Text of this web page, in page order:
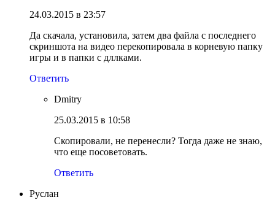
24.03.2015 в 23:57
Да скачала, установила, затем два файла с последнего
скриншота на видео перекопировала в корневую папку
игры и в папки с дллками.
Ответить
Dmitry
25.03.2015 в 10:58
Скопировали, не перенесли? Тогда даже не знаю,
что еще посоветовать.
Ответить
Руслан